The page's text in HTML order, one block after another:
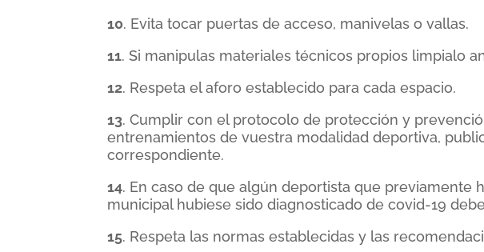
10. Evita tocar puertas de acceso, manivelas o vallas.
11. Si manipulas materiales técnicos propios limpialo
12. Respeta el aforo establecido para cada espacio.
13. Cumplir con el protocolo de protección y
entrenamientos de vuestra modalidad deportiva,
correspondiente.
14. En caso de que algún deportista que previamente
municipal hubiese sido diagnosticado de covid-19
15. Respeta las normas establecidas y las